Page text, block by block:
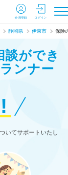
会員登録 ログイン
静岡県 伊東市 保険
ができ
ンナー
いてサポートいたし